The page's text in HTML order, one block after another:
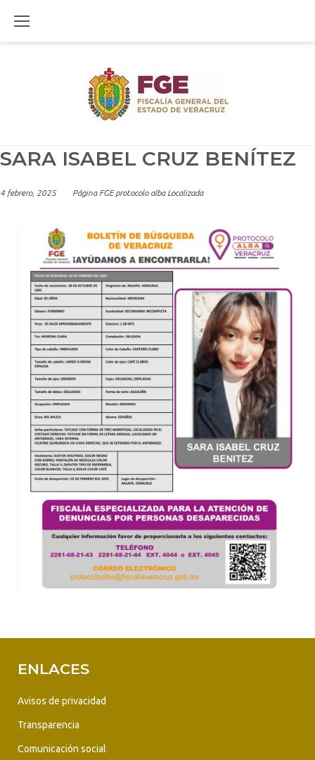
SARA ISABEL CRUZ BENÍTEZ
4 febrero, 2025 Página FGE protocolo alba Localizada
ENLACES
Avisos de privacidad
Transparencia
Comunicación social